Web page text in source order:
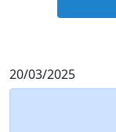
20/03/2025